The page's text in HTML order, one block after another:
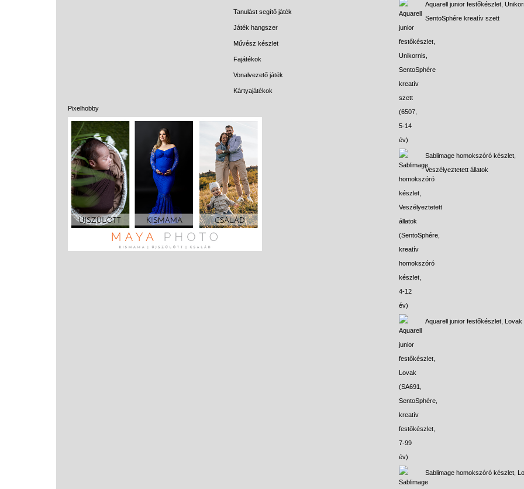
Pixelhobby
Tanulást segítő játék
Játék hangszer
Művész készlet
Fajátékok
Vonalvezető játék
Kártyajátékok
Aquarell junior festőkészlet,
SentoSphére kreatív szett
Sablimage homokszóró készlet,
Veszélyeztetett állatok
Aquarell junior festőkészlet, Lovak
Sablimage homokszóró készlet,